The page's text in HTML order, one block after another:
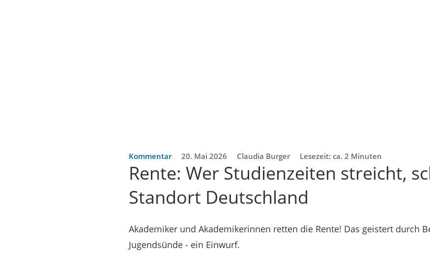
Kommentar 20. Mai 2026 Claudia Burger Lesezeit: ca. 2 Minuten
Rente: Wer Studienzeiten streicht,
Standort Deutschland
Akademiker und Akademikerinnen retten die Rente! Das geistert durch
Jugendsünde - ein Einwurf.